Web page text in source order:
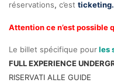
réservations, c’est
Attention ce n’est possible
Le billet spécifique pourles
FULL EXPERIENCE
RISERVATI ALLE GUIDE